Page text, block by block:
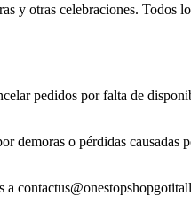
y otras celebraciones. Todos
pedidos por falta de
o pérdidas causadas